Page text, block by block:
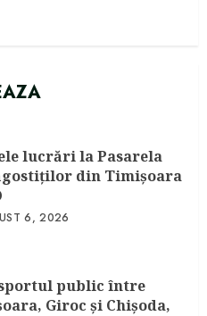
lucrări la Pasarela
din Timişoara
6, 2026
public între
Giroc şi Chişoda,